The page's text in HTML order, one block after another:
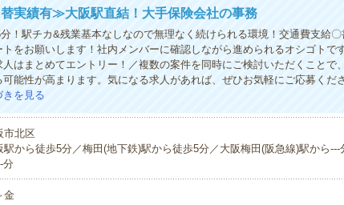
実績有≫大阪駅直結！大手保険会社の事務
！駅チカ&残業基本なしなので無理なく続けられる環境！交通費支給
をお願いします！社内メンバーに確認しながら進められるオシゴトで
はまとめてエントリー！／複数の案件を同時にご検討いただくことで
能性が高まります。気になる求人があれば、ぜひお気軽にご応募くだ
きを見る
市北区
駅から徒歩5分／梅田(地下鉄)駅から徒歩5分／大阪梅田(阪急線)駅から---
分
金